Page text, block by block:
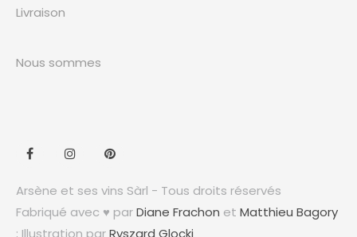
Livraison
Nous sommes
Arsène et ses vins Sàrl - Tous droits réservés
Fabriqué avec ♥ parDiane Frachon et Matthieu Bagory
; Illustration parRyszard Glocki